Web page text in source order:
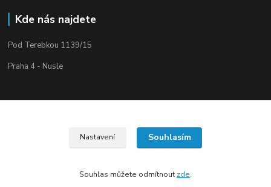
Kde nás najdete
Pod Terebkou 1139/15
Praha 4 - Nusle
Upravit sběr cookies.
Nastavení Souhlasím
Souhlas můžete odmítnout zde.